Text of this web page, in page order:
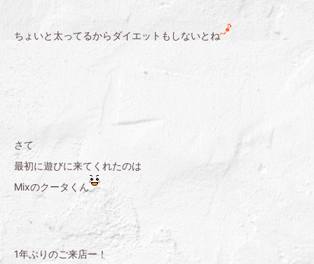
ちょいと太ってるからダイエットもしないとね
さて
最初に遊びに来てくれたのは
Mixのクータくん
1年ぶりのご来店ー！